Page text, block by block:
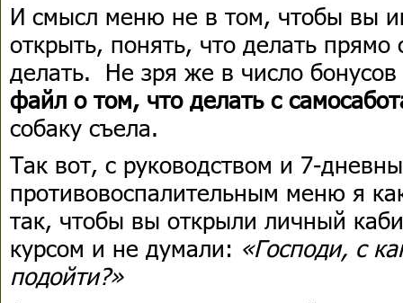
И смысл меню не в том, чтобы вы
открыть, понять, что делать прямо
делать. Не зря же в число
файл о том, что делать с
собаку съела.
Так вот, с руководством и 7-
противовоспалительным меню я
так, чтобы вы открыли личный
курсом и не думали: «Господи, с
подойти?»